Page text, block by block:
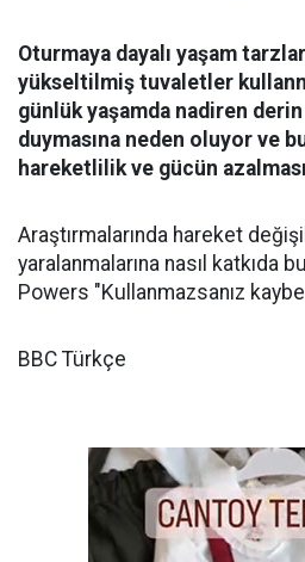
Oturmaya dayalı yaşam
yükseltilmiş tuvaletler
günlük yaşamda nadiren
duymasına neden oluyor ve
hareketlilik ve gücün
Araştırmalarında hareket
yaralanmalarına nasıl katkıda
Powers "Kullanmazsanız
BBC Türkçe